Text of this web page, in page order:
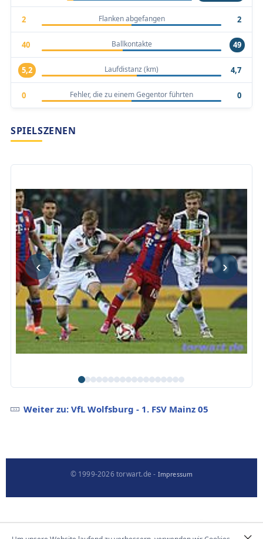
2 Flanken abgefangen 2
40 Ballkontakte 49
5,2 Laufdistanz (km) 4,7
0 Fehler, die zu einem Gegentor führten 0
SPIELSZENEN
‹ ›
Weiter zu: VfL Wolfsburg - 1. FSV Mainz 05
© 1999-2026 torwart.de - Impressum